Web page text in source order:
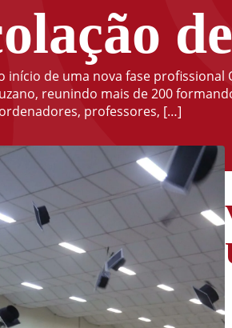
de uma nova fase profissional
reunindo mais de 200
professores, […]